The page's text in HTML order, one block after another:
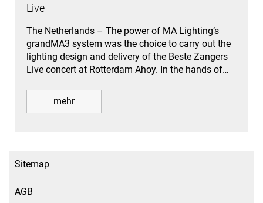
Live
The Netherlands – The power of MA Lighting’s
grandMA3 system was the choice to carry out the
lighting design and delivery of the Beste Zangers
Live concert at Rotterdam Ahoy. In the hands of…
mehr
Sitemap
AGB